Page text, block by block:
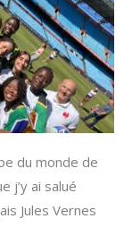
du monde de
j’y ai salué
Jules Vernes